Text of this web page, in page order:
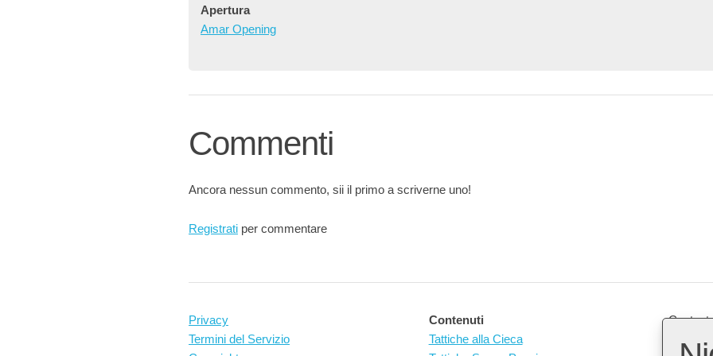
Apertura
Amar Opening
Commenti
Ancora nessun commento, sii il primo a scriverne uno!
Registrati per commentare
Privacy
Termini del Servizio
Contenuti
Tattiche alla Cieca
Contact